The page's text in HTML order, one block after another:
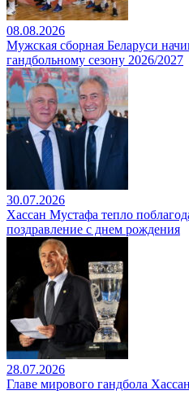
08.08.2026
Мужская сборная Беларуси
гандбольному сезону 2026/2027
30.07.2026
Хассан Мустафа тепло
поздравление с днем рождения
28.07.2026
Главе мирового гандбола